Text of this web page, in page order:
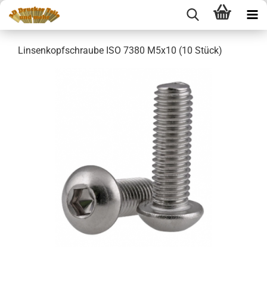
Linsenkopfschraube ISO 7380 M5x10 (10 Stück)